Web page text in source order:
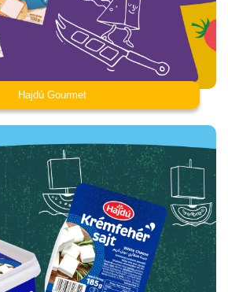
Hajdú Gourmet